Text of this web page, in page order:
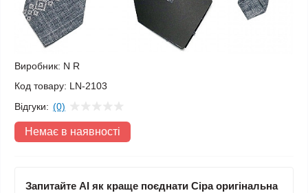
Виробник: N R
Код товару: LN-2103
Відгуки: (0)
Немає в наявності
Запитайте AI як краще поєднати Сіра оригінальна